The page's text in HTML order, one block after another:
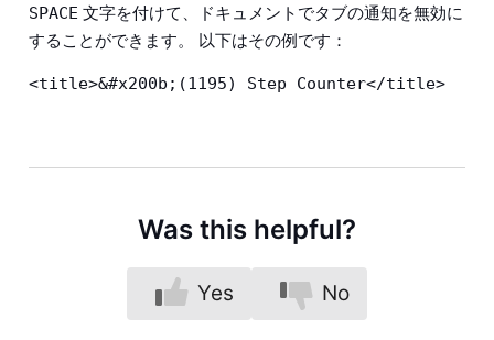
SPACE 文字を付けて、ドキュメントでタブの通知を無効に
することができます。 以下はその例です：
<title>&#x200b;​(1195) Step Counter</title>
Was this helpful?
Yes No